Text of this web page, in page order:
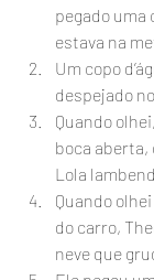
pegado uma
estava na
Um copo
despejado
Quando
boca aberta,
Lola
Quando
do carro,
neve que